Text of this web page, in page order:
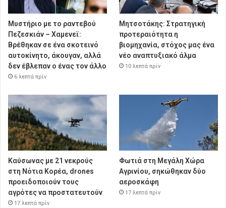
Μυστήριο με το ραντεβού
Πεζεσκιάν – Χαμενεϊ:
Βρέθηκαν σε ένα σκοτεινό
αυτοκίνητο, άκουγαν, αλλά
δεν έβλεπαν ο ένας τον άλλο
6 λεπτά πρίν
Μητσοτάκης: Στρατηγική
προτεραιότητα η
βιομηχανία, στόχος μας ένα
νέο αναπτυξιακό άλμα
10 λεπτά πρίν
Καύσωνας με 21 νεκρούς
στη Νότια Κορέα, drones
προειδοποιούν τους
αγρότες να προστατευτούν
17 λεπτά πρίν
Φωτιά στη Μεγάλη Χώρα
Αγρινίου, σηκώθηκαν δύο
αεροσκάφη
17 λεπτά πρίν